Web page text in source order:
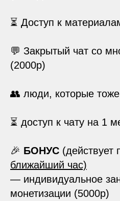
⏳ Доступ к
💬 Закрытый чат со
(2000р)
👥 люди, которые
⏳ доступ к чату на 1
🎉 БОНУС (действует
ближайший час)
— индивидуальное
монетизации (5000р)